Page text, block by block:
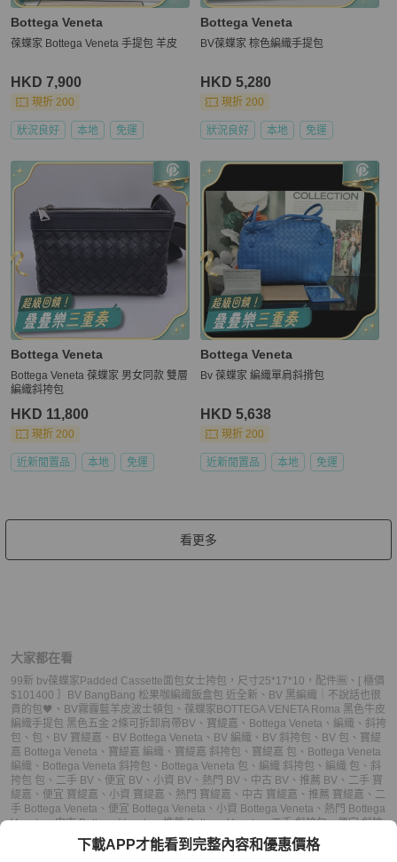
Bottega Veneta
葆蝶家 Bottega Veneta 手提包 羊皮
HKD 7,900
現折 200
狀況良好 本地 免運
Bottega Veneta
BV葆蝶家 棕色編織手提包
HKD 5,280
現折 200
狀況良好 本地 免運
Bottega Veneta
Bottega Veneta 葆蝶家 男女同款 雙層
編織斜挎包
HKD 11,800
現折 200
近新閒置品 本地 免運
Bottega Veneta
Bv 葆蝶家 編織單肩斜揹包
HKD 5,638
現折 200
近新閒置品 本地 免運
看更多
大家都在看
99新 bv葆蝶家Padded Cassette面包女士挎包，尺寸25*17*10，配件🈚 、 [ 櫃價
$101400 ］BV BangBang 松果咖編織飯盒包 近全新 、 BV 黑編織｜不說話也很
貴的包🖤 、 BV霧霾藍羊皮波士頓包 、 葆蝶家BOTTEGA VENETA Roma 黑色牛皮
編織手提包 黑色五金 2條可拆卸肩帶BV 、 寶緹嘉 、 Bottega Veneta 、 編織 、 斜挎
包 、 包 、 BV 寶緹嘉 、 BV Bottega Veneta 、 BV 編織 、 BV 斜挎包 、 BV 包 、 寶緹
嘉 Bottega Veneta 、 寶緹嘉 編織 、 寶緹嘉 斜挎包 、 寶緹嘉 包 、 Bottega Veneta
編織 、 Bottega Veneta 斜挎包 、 Bottega Veneta 包 、 編織 斜挎包 、 編織 包 、 斜
挎包 包 、 二手 BV 、 便宜 BV 、 小資 BV 、 熱門 BV 、 中古 BV 、 推薦 BV 、 二手 寶
緹嘉 、 便宜 寶緹嘉 、 小資 寶緹嘉 、 熱門 寶緹嘉 、 中古 寶緹嘉 、 推薦 寶緹嘉 、 二
手 Bottega Veneta 、 便宜 Bottega Veneta 、 小資 Bottega Veneta 、 熱門 Bottega
Veneta、中古 Bottega Veneta、推薦 Bottega Veneta、二手 斜挎包、便宜 斜挎
小資 斜挎包、熱門 斜挎包、中古 斜挎包 、 推薦 斜挎包、二手 包
熱門 包、 中古 包、推薦 包
下載APP才能看到完整內容和優惠價格